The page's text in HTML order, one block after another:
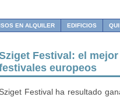
EN ALQUILER EDIFICIOS
Festival: el
europeos
Sziget Festival ha resultado